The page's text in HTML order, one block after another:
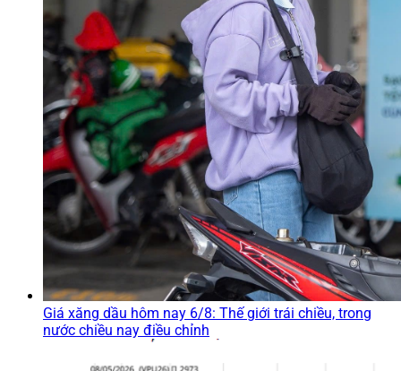
Giá xăng dầu hôm nay 6/8: Thế giới trái chiều, trong
nước chiều nay điều chỉnh